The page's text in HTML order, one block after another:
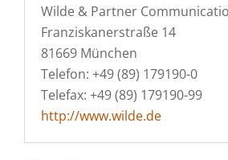
Wilde & Partner
Franziskanerstraße 14
81669 München
Telefon: +49 (89) 179190-0
Telefax: +49 (89) 179190-99
http://www.wilde.de